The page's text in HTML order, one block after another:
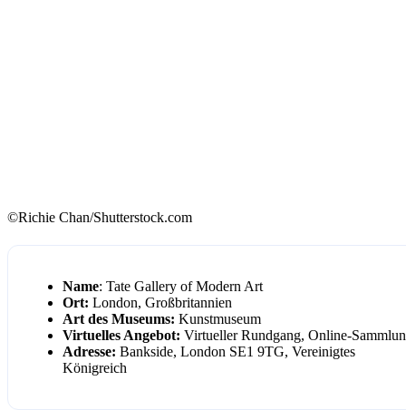
©Richie Chan/Shutterstock.com
Name: Tate Gallery of Modern Art
Ort: London, Großbritannien
Art des Museums: Kunstmuseum
Virtuelles Angebot: Virtueller Rundgang, Online-
Adresse: Bankside, London SE1 9TG, Vereinigtes
Königreich